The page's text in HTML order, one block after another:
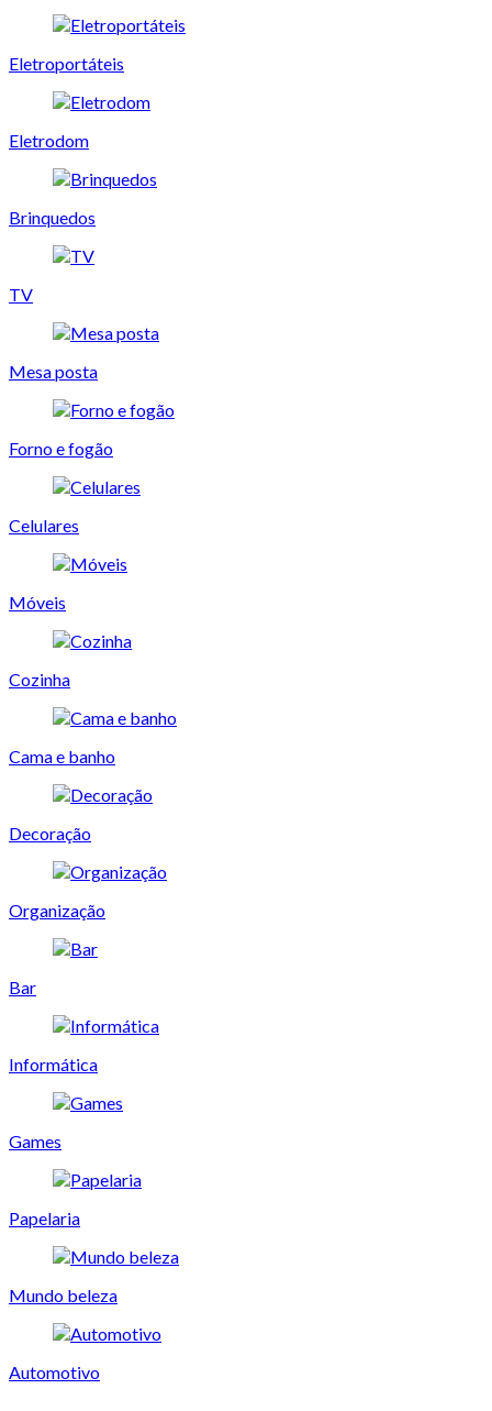
Eletroportáteis
Eletrodom
Brinquedos
TV
Mesa posta
Forno e fogão
Celulares
Móveis
Cozinha
Cama e banho
Decoração
Organização
Bar
Informática
Games
Papelaria
Mundo beleza
Automotivo